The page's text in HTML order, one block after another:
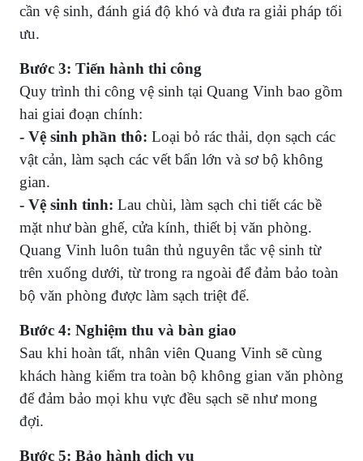
cần vệ sinh, đánh giá độ khó và đưa ra giải pháp tối
ưu.
Bước 3: Tiến hành thi công
Quy trình thi công vệ sinh tại Quang Vinh bao gồm
hai giai đoạn chính:
- Vệ sinh phần thô: Loại bỏ rác thải, dọn sạch các
vật cản, làm sạch các vết bẩn lớn và sơ bộ không
gian.
- Vệ sinh tinh: Lau chùi, làm sạch chi tiết các bề
mặt như bàn ghế, cửa kính, thiết bị văn phòng.
Quang Vinh luôn tuân thủ nguyên tắc vệ sinh từ
trên xuống dưới, từ trong ra ngoài để đảm bảo toàn
bộ văn phòng được làm sạch triệt để.
Bước 4: Nghiệm thu và bàn giao
Sau khi hoàn tất, nhân viên Quang Vinh sẽ cùng
khách hàng kiểm tra toàn bộ không gian văn phòng
để đảm bảo mọi khu vực đều sạch sẽ như mong
đợi.
Bước 5: Bảo hành dịch vụ